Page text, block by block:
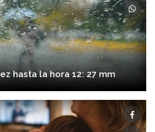
12:28:00
hasta la hora 12: 27 mm